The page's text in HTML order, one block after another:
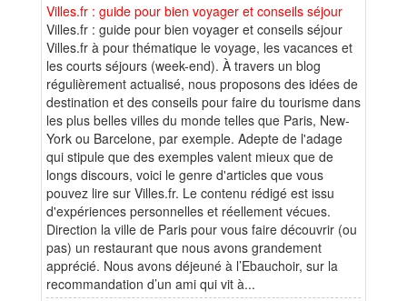
Villes.fr : guide pour bien voyager et conseils séjour
Villes.fr : guide pour bien voyager et conseils séjour
Villes.fr à pour thématique le voyage, les vacances et
les courts séjours (week-end). À travers un blog
régulièrement actualisé, nous proposons des idées de
destination et des conseils pour faire du tourisme dans
les plus belles villes du monde telles que Paris, New-
York ou Barcelone, par exemple. Adepte de l'adage
qui stipule que des exemples valent mieux que de
longs discours, voici le genre d'articles que vous
pouvez lire sur Villes.fr. Le contenu rédigé est issu
d'expériences personnelles et réellement vécues.
Direction la ville de Paris pour vous faire découvrir (ou
pas) un restaurant que nous avons grandement
apprécié. Nous avons déjeuné à l’Ebauchoir, sur la
recommandation d’un ami qui vit à...